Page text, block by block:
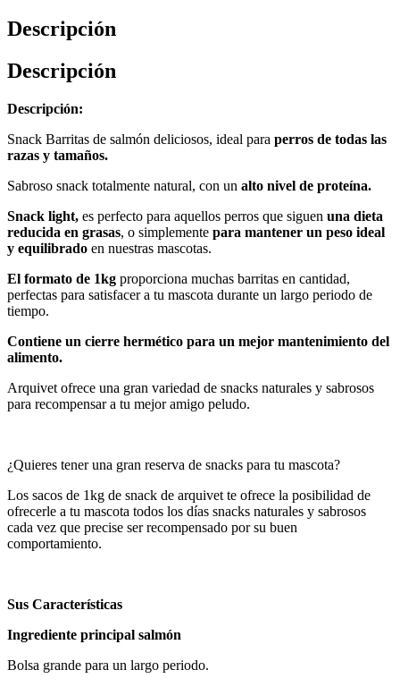
Descripción
Descripción
Descripción:
Snack Barritas de salmón deliciosos, ideal para perros de todas las
razas y tamaños.
Sabroso snack totalmente natural, con un alto nivel de proteína.
Snack light, es perfecto para aquellos perros que siguen una dieta
reducida en grasas, o simplemente para mantener un peso ideal
y equilibrado en nuestras mascotas.
El formato de 1kg proporciona muchas barritas en cantidad,
perfectas para satisfacer a tu mascota durante un largo periodo de
tiempo.
Contiene un cierre hermético para un mejor mantenimiento del
alimento.
Arquivet ofrece una gran variedad de snacks naturales y sabrosos
para recompensar a tu mejor amigo peludo.
¿Quieres tener una gran reserva de snacks para tu mascota?
Los sacos de 1kg de snack de arquivet te ofrece la posibilidad de
ofrecerle a tu mascota todos los días snacks naturales y sabrosos
cada vez que precise ser recompensado por su buen
comportamiento.
Sus Características
Ingrediente principal salmón
Bolsa grande para un largo periodo.